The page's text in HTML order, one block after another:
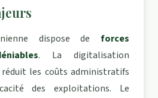
dispose de forces
. La digitalisation
réduit les coûts administratifs
des exploitations. Le